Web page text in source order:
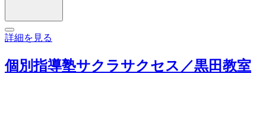
詳細を見る
個別指導塾サクラサクセス／黒田教室